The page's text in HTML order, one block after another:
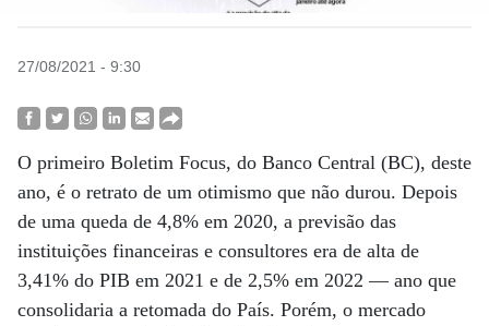
27/08/2021 - 9:30
O primeiro Boletim Focus, do Banco Central (BC), deste
ano, é o retrato de um otimismo que não durou. Depois
de uma queda de 4,8% em 2020, a previsão das
instituições financeiras e consultores era de alta de
3,41% do PIB em 2021 e de 2,5% em 2022 — ano que
consolidaria a retomada do País. Porém, o mercado